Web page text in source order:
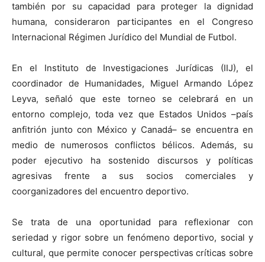
también por su capacidad para proteger la dignidad
humana, consideraron participantes en el Congreso
Internacional Régimen Jurídico del Mundial de Futbol.
En el Instituto de Investigaciones Jurídicas (IIJ), el
coordinador de Humanidades, Miguel Armando López
Leyva, señaló que este torneo se celebrará en un
entorno complejo, toda vez que Estados Unidos –país
anfitrión junto con México y Canadá– se encuentra en
medio de numerosos conflictos bélicos. Además, su
poder ejecutivo ha sostenido discursos y políticas
agresivas frente a sus socios comerciales y
coorganizadores del encuentro deportivo.
Se trata de una oportunidad para reflexionar con
seriedad y rigor sobre un fenómeno deportivo, social y
cultural, que permite conocer perspectivas críticas sobre